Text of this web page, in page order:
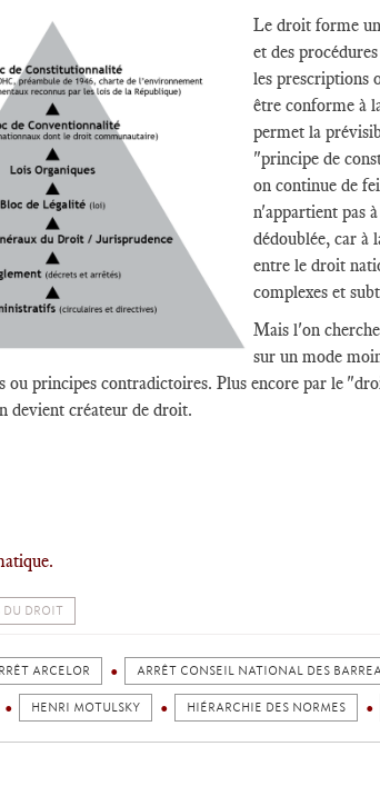
Le droit forme
et des
les prescriptions
être conforme à
permet la
"principe de
on continue de
n'appartient pas
dédoublée, car à
entre le droit
complexes et
Mais l'on
sur un mode
ou principes contradictoires. Plus encore par le
devient créateur de droit.
DU DROIT
ARCELOR ARRÊT CONSEIL NATIONAL DES
HENRI MOTULSKY HIÉRARCHIE DES NORMES